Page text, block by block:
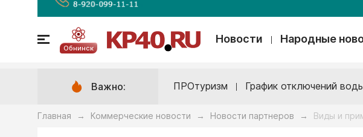
Обнинск
Новости Народные
Важно: ПРОтуризм График отключений
Главная → Коммерческие новости → Новости партнеров → Виды и